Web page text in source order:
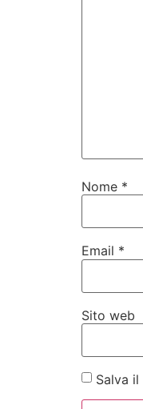
Nome *
Email *
Sito web
Salva